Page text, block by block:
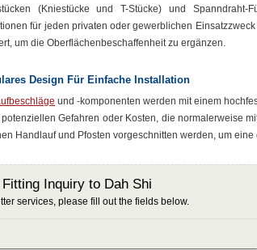
(Kniestücke und T-Stücke) und
für jeden privaten oder gewerblichen
um die Oberflächenbeschaffenheit zu ergänzen.
Design Für Einfache Installation
und -komponenten werden mit einem
Gefahren oder Kosten, die normalerweise
Handlauf und Pfosten vorgeschnitten werden, um